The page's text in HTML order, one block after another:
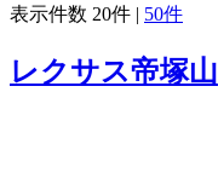
表示件数 20件 | 50件
レクサス帝塚山